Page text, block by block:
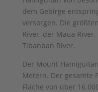
dem Gebirge
versorgen. Die
River, der Maua
Tibanban River.
Der Mount
Metern. Der gesamte
Fläche von über